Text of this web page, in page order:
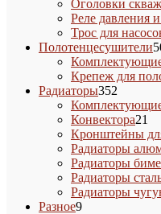
Оголовки
Реле давления
Трос для
Полотенцесушители
Крепеж для
Радиаторы352
товара
Конвектора21
Кронштейны
Радиаторы
Радиаторы
Радиаторы
Радиаторы
Разное99